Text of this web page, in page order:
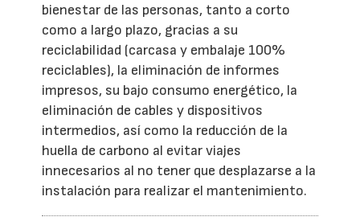
bienestar de las personas, tanto a corto
como a largo plazo, gracias a su
reciclabilidad (carcasa y embalaje 100%
reciclables), la eliminación de informes
impresos, su bajo consumo energético, la
eliminación de cables y dispositivos
intermedios, así como la reducción de la
huella de carbono al evitar viajes
innecesarios al no tener que desplazarse a la
instalación para realizar el mantenimiento.